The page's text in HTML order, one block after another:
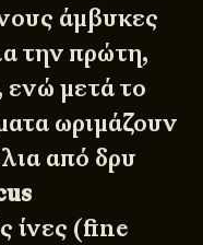
άμβυκες
την πρώτη,
ενώ μετά το
ωριμάζουν
από δρυ
ίνες (fine